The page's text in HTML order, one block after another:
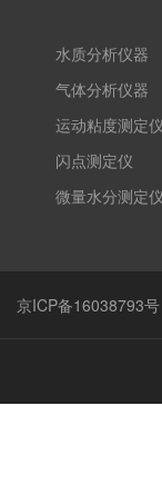
水质分析仪器
气体分析仪器
运动粘度测定
闪点测定仪
微量水分测定
京ICP备16038793号